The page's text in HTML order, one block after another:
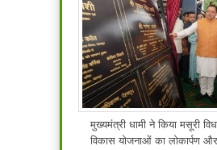
मुख्यमंत्री धामी ने किया मसूरी
विकास योजनाओं का लोकार्पण